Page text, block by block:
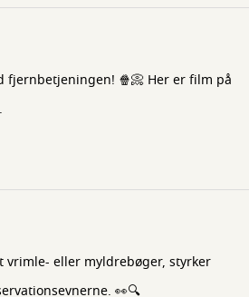
fjernbetjeningen! 🍿📀 Her er film på
vrimle- eller myldrebøger, styrker
👀🔍